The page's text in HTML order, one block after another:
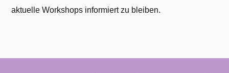
aktuelle Workshops informiert zu bleiben.